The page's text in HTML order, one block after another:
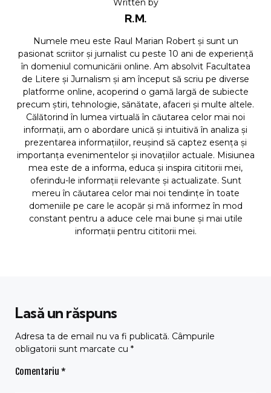
Written by
R.M.
Numele meu este Raul Marian Robert și sunt un
pasionat scriitor și jurnalist cu peste 10 ani de experiență
în domeniul comunicării online. Am absolvit Facultatea
de Litere și Jurnalism și am început să scriu pe diverse
platforme online, acoperind o gamă largă de subiecte
precum știri, tehnologie, sănătate, afaceri și multe altele.
Călătorind în lumea virtuală în căutarea celor mai noi
informații, am o abordare unică și intuitivă în analiza și
prezentarea informațiilor, reușind să captez esența și
importanța evenimentelor și inovațiilor actuale. Misiunea
mea este de a informa, educa și inspira cititorii mei,
oferindu-le informații relevante și actualizate. Sunt
mereu în căutarea celor mai noi tendințe în toate
domeniile pe care le acopăr și mă informez în mod
constant pentru a aduce cele mai bune și mai utile
informații pentru cititorii mei.
Lasă un răspuns
Adresa ta de email nu va fi publicată. Câmpurile
obligatorii sunt marcate cu *
Comentariu *